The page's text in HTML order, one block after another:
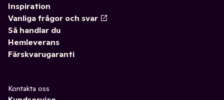
Inspiration
Vanliga frågor och svar
Så handlar du
Hemleverans
Färskvarugaranti
Kontakta oss